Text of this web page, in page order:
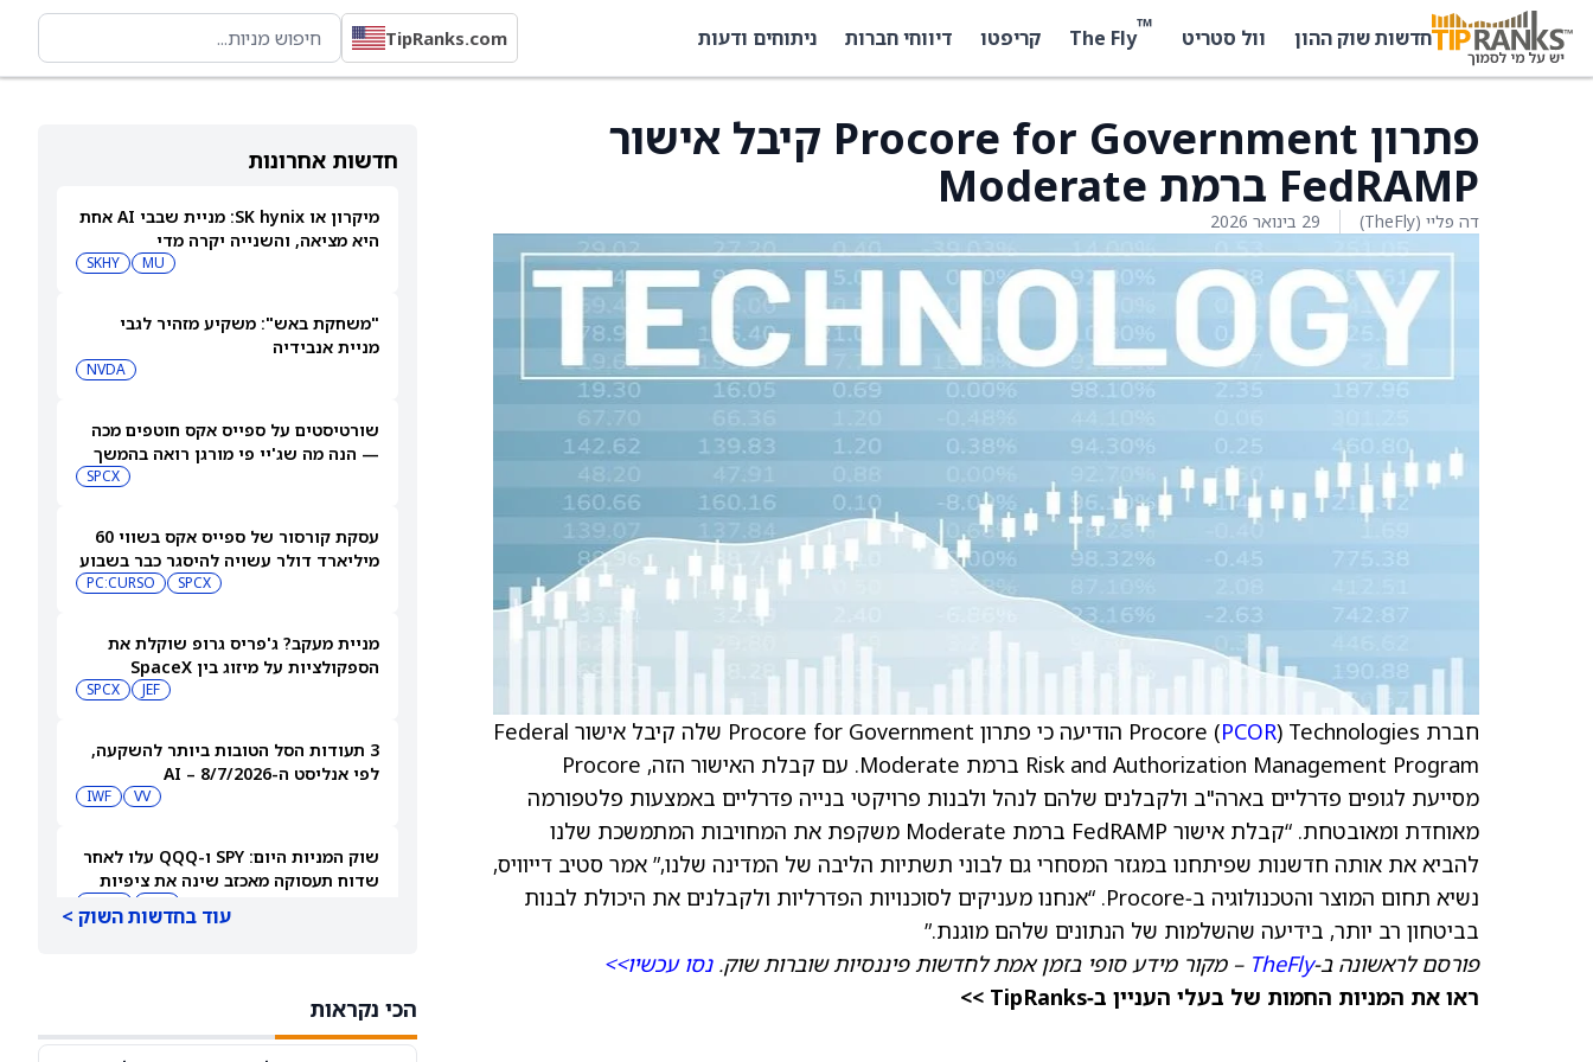
חדשות שוק ההון וול סטריט ™
The Fly קריפטו דיווחי חברות ניתוחים ודעות TipRanks.com
חדשות אחרונות
מיקרון או SK hynix: מניית שבבי AI אחת
היא מציאה, והשנייה יקרה מדי
MU
SKHY
"משחקת באש": משקיע מזהיר לגבי
מניית אנבידיה
NVDA
שורטיסטים על ספייס אקס חוטפים מכה
— הנה מה שג'יי פי מורגן רואה בהמשך
SPCX
עסקת קורסור של ספייס אקס בשווי 60
מיליארד דולר עשויה להיסגר כבר בשבוע
SPCX
PC:CURSO
מניית מעקב? ג'פריס גרופ שוקלת את
הספקולציות על מיזוג בין SpaceX
JEF
SPCX
3 תעודות הסל הטובות ביותר להשקעה,
לפי אנליסט ה-AI – 8/7/2026
VV
IWF
שוק המניות היום: SPY ו-QQQ עלו לאחר
שדוח תעסוקה מאכזב שינה את ציפיות
עוד בחדשות השוק >
הכי נקראות
פתרון Procore for Government קיבל אישור
FedRAMP ברמת Moderate
דה פליי (TheFly) 29 בינואר 2026
חברת Procore ( PCOR
) Technologies הודיעה כי פתרון Procore for Government שלה קיבל אישור Federal
Risk and Authorization Management Program ברמת Moderate. עם קבלת האישור הזה, Procore
מסייעת לגופים פדרליים בארה"ב ולקבלנים שלהם לנהל ולבנות פרויקטי בנייה פדרליים באמצעות פלטפורמה
מאוחדת ומאובטחת. “קבלת אישור FedRAMP ברמת Moderate משקפת את המחויבות המתמשכת שלנו
להביא את אותה חדשנות שפיתחנו במגזר המסחרי גם לבוני תשתיות הליבה של המדינה שלנו,” אמר סטיב דייוויס,
נשיא תחום המוצר והטכנולוגיה ב‑Procore. “אנחנו מעניקים לסוכנויות הפדרליות ולקבלנים את היכולת לבנות
בביטחון רב יותר, בידיעה שהשלמות של הנתונים שלהם מוגנת.”
פורסם לראשונה ב‑TheFly – מקור מידע סופי בזמן אמת לחדשות פיננסיות שוברות שוק.נסו עכשיו>>
ראו את המניות החמות של בעלי העניין ב‑TipRanks >>